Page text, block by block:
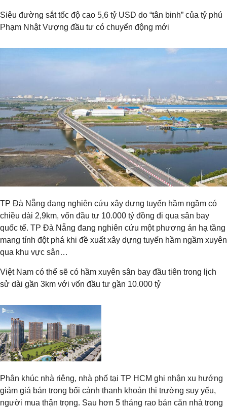
Siêu đường sắt tốc độ cao 5,6 tỷ USD do “tân binh” của tỷ phú
Phạm Nhật Vượng đầu tư có chuyển động mới
TP Đà Nẵng đang nghiên cứu xây dựng tuyến hầm ngầm có
chiều dài 2,9km, vốn đầu tư 10.000 tỷ đồng đi qua sân bay
quốc tế. TP Đà Nẵng đang nghiên cứu một phương án hạ tầng
mang tính đột phá khi đề xuất xây dựng tuyến hầm ngầm xuyên
qua khu vực sân…
Việt Nam có thể sẽ có hầm xuyên sân bay đầu tiên trong lịch
sử dài gần 3km với vốn đầu tư gần 10.000 tỷ
Phân khúc nhà riêng, nhà phố tại TP HCM ghi nhận xu hướng
giảm giá bán trong bối cảnh thanh khoản thị trường suy yếu,
người mua thận trọng. Sau hơn 5 tháng rao bán căn nhà trong